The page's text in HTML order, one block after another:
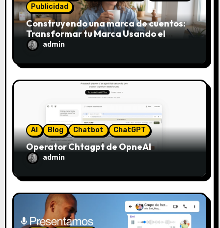
e
e
n
t
d
s
Publicidad
Construyendo una marca de cuentos:
Transformar tu Marca Usando el
Framework de Donald Miller
admin
AI Blog Chatbot ChatGPT
Operator Chtagpt de OpneAI
admin